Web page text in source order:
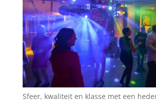
Sfeer, kwaliteit en klasse met een